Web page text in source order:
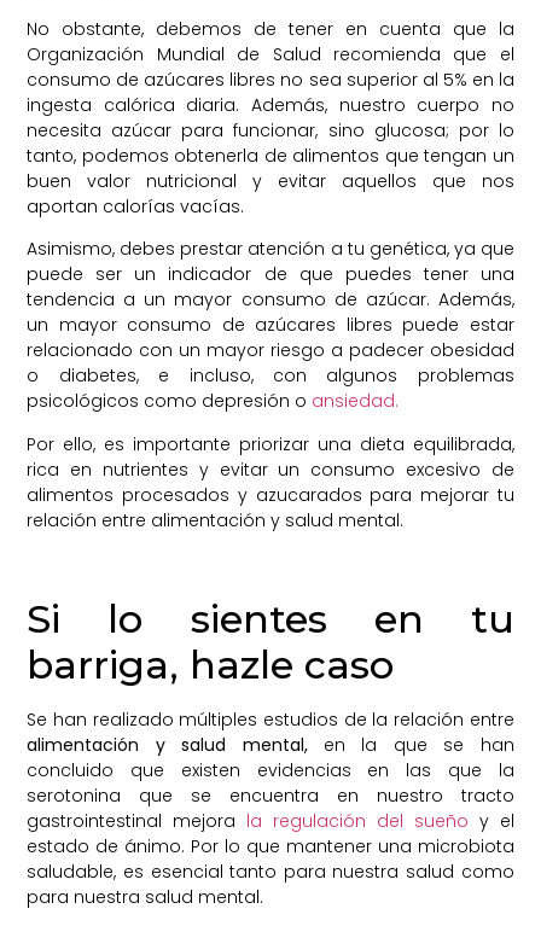
No obstante, debemos de tener en cuenta que la
Organización Mundial de Salud recomienda que el
consumo de azúcares libres no sea superior al 5% en la
ingesta calórica diaria. Además, nuestro cuerpo no
necesita azúcar para funcionar, sino glucosa; por lo
tanto, podemos obtenerla de alimentos que tengan un
buen valor nutricional y evitar aquellos que nos
aportan calorías vacías.
Asimismo, debes prestar atención a tu genética, ya que
puede ser un indicador de que puedes tener una
tendencia a un mayor consumo de azúcar. Además,
un mayor consumo de azúcares libres puede estar
relacionado con un mayor riesgo a padecer obesidad
o diabetes, e incluso, con algunos problemas
psicológicos como depresión o ansiedad.
Por ello, es importante priorizar una dieta equilibrada,
rica en nutrientes y evitar un consumo excesivo de
alimentos procesados y azucarados para mejorar tu
relación entre alimentación y salud mental.
Si lo sientes en tu
barriga, hazle caso
Se han realizado múltiples estudios de la relación entre
alimentación y salud mental, en la que se han
concluido que existen evidencias en las que la
serotonina que se encuentra en nuestro tracto
gastrointestinal mejora la regulación del sueño y el
estado de ánimo. Por lo que mantener una microbiota
saludable, es esencial tanto para nuestra salud como
para nuestra salud mental.